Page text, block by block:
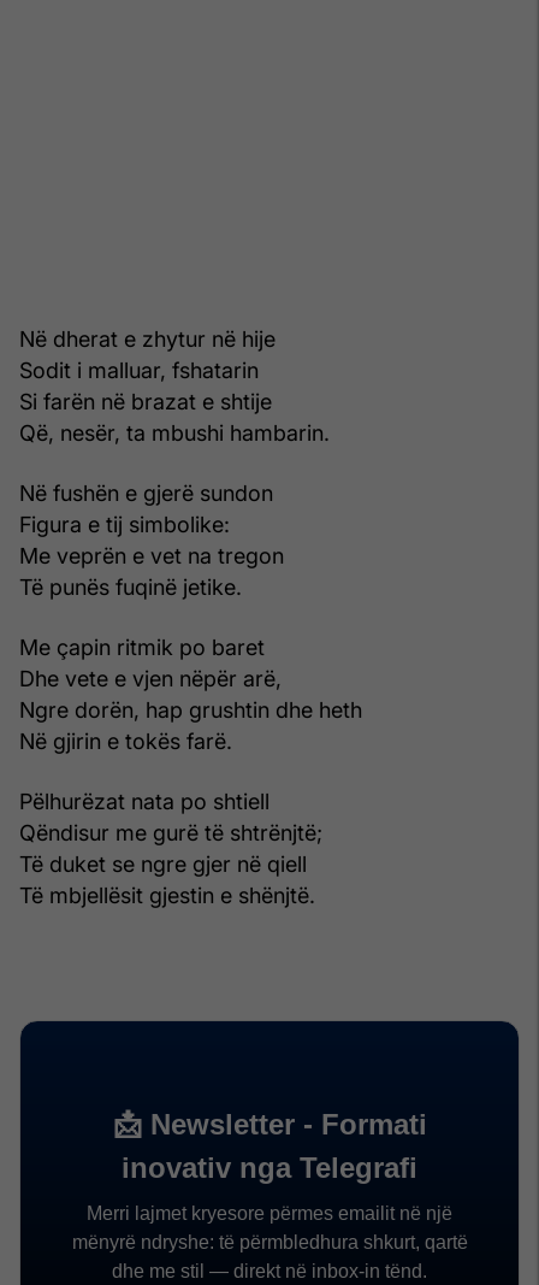
Në dherat e zhytur në hije
Sodit i malluar, fshatarin
Si farën në brazat e shtije
Që, nesër, ta mbushi hambarin.
Në fushën e gjerë sundon
Figura e tij simbolike:
Me veprën e vet na tregon
Të punës fuqinë jetike.
Me çapin ritmik po baret
Dhe vete e vjen nëpër arë,
Ngre dorën, hap grushtin dhe heth
Në gjirin e tokës farë.
Pëlhurëzat nata po shtiell
Qëndisur me gurë të shtrënjtë;
Të duket se ngre gjer në qiell
Të mbjellësit gjestin e shënjtë.